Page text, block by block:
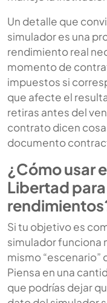
Un detalle que
simulador es una
rendimiento real
momento de
impuestos si
que afecte el
retiras antes del
contrato dicen
documento
¿Cómo usar
Libertad
Si tu objetivo es
simulador funciona
mismo “escenario”
Piensa en una
que podrías dejar